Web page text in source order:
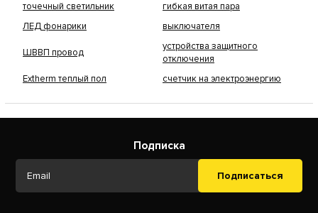
точечный светильник
гибкая витая пара
ЛЕД фонарики
выключателя
ШВВП провод
устройства защитного
отключения
Extherm теплый пол
счетчик на электроэнергию
Подписка
Подписаться